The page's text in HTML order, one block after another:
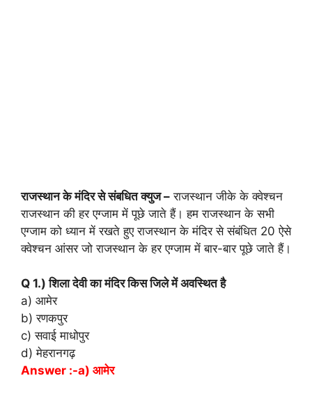
राजस्थान के मंदिर से संबधित क्युज – राजस्थान जीके के क्वेश्चन
राजस्थान की हर एग्जाम में पूछे जाते हैं। हम राजस्थान के सभी
एग्जाम को ध्यान में रखते हुए राजस्थान के मंदिर से संबंधित 20 ऐसे
क्वेश्चन आंसर जो राजस्थान के हर एग्जाम में बार-बार पूछे जाते हैं।
Q 1.) शिला देवी का मंदिर किस जिले में अवस्थित है
a) आमेर
b) रणकपुर
c) सवाई माधोपुर
d) मेहरानगढ़
Answer :-a) आमेर